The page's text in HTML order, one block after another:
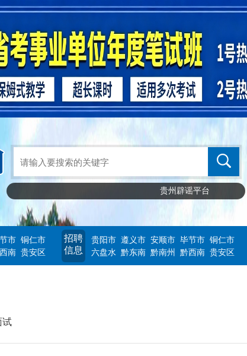
贵州辟谣平台
市 铜仁市
南 贵安区
招聘
信息
贵阳市 遵义市 安顺市 毕节市 铜仁市
六盘水 黔东南 黔南州 黔西南 贵安区
试